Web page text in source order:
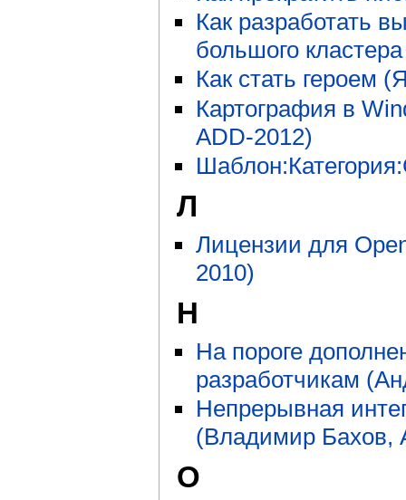
Как разработать
большого
Как стать героем
Картография в
ADD-2012)
Л
Лицензии для
2010)
Н
На пороге
разработчикам
Непрерывная
(Владимир Бахов,
О